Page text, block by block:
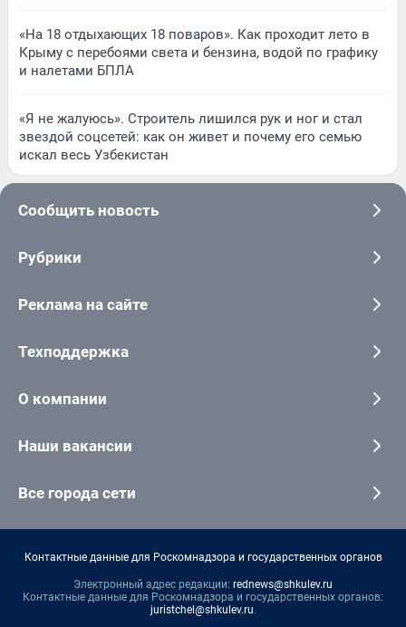
«На 18 отдыхающих 18 поваров». Как проходит лето в
Крыму с перебоями света и бензина, водой по графику
и налетами БПЛА
«Я не жалуюсь». Строитель лишился рук и ног и стал
звездой соцсетей: как он живет и почему его семью
искал весь Узбекистан
Сообщить новость
Рубрики
Реклама на сайте
Техподдержка
О компании
Наши вакансии
Все города сети
Контактные данные для Роскомнадзора и государственных органов
Электронный адрес редакции: rednews@shkulev.ru
Контактные данные для Роскомнадзора и государственных органов:
juristchel@shkulev.ru.